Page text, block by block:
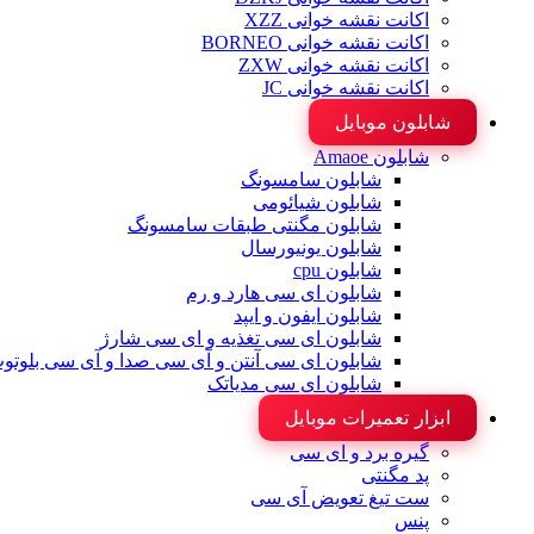
اکانت نقشه خوانی XZZ
اکانت نقشه خوانی BORNEO
اکانت نقشه خوانی ZXW
اکانت نقشه خوانی JC
شابلون موبایل
شابلون Amaoe
شابلون سامسونگ
شابلون شیائومی
شابلون مگنتی طبقات سامسونگ
شابلون یونیورسال
شابلون cpu
شابلون ای سی هارد و رم
شابلون ایفون و ایپد
شابلون ای سی تغذیه و ای سی شارژ
شابلون ای سی آنتن و آی سی صدا و آی سی
شابلون ای سی مدیاتک
ابزار تعمیرات موبایل
گیره برد و ای سی
پد مگنتی
ست تیغ تعویض آی سی
پنس